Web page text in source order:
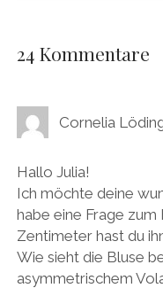
24 Kommentare
Cornelia
Hallo Julia!
Ich möchte deine
habe eine Frage zum
Zentimeter hast du
Wie sieht die Bluse
asymmetrischem